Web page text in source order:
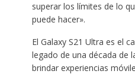
superar los límites de lo
puede hacer».
El Galaxy S21 Ultra es el
legado de una década de
brindar experiencias